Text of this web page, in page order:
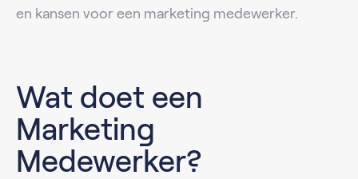
en kansen voor een marketing medewerker.
Wat doet een
Marketing
Medewerker?